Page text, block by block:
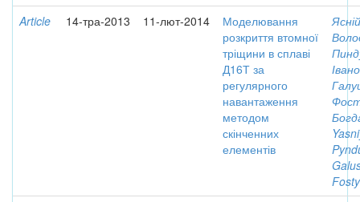
Article
14-тра-2013 11-лют-2014
Моделювання
розкриття втомної
тріщини в сплаві
Д16Т за
регулярного
навантаження
методом
скінченних
елементів